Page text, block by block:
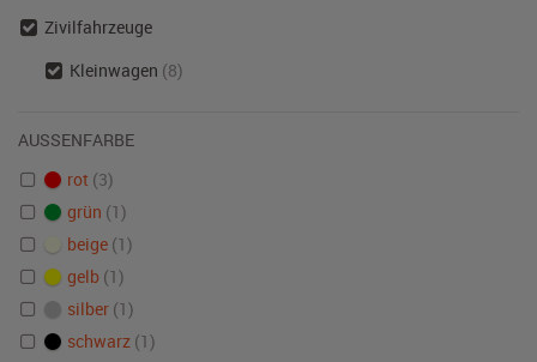
Zivilfahrzeuge
Kleinwagen (8)
AUSSENFARBE
rot (3)
grün (1)
beige (1)
gelb (1)
silber (1)
schwarz (1)